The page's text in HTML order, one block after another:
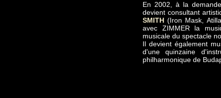
En 2002, à la
devient consultant
SMITH (Iron Mask,
avec ZIMMER la
musicale du spectacle
Il devient également
d'une quinzaine
philharmonique de